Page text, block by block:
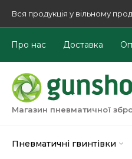
Вся продукція у вільному
Про нас Доставка
Магазин пневматичної
Пневматичні гвинтівки